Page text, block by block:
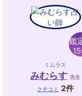
鑑
ミムラス
みむらす 先生
クチコミ
2件